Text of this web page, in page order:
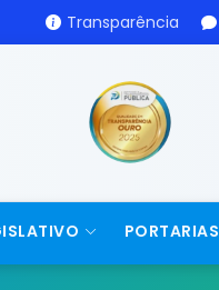
Transparência
PORTARIAS